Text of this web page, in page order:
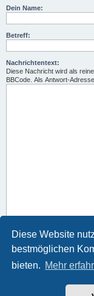
Diese Website
bestmöglichen
bieten. Mehr
Dein Name:
Betreff:
Nachrichtentext:
Diese Nachricht wird als
BBCode. Als Antwort-